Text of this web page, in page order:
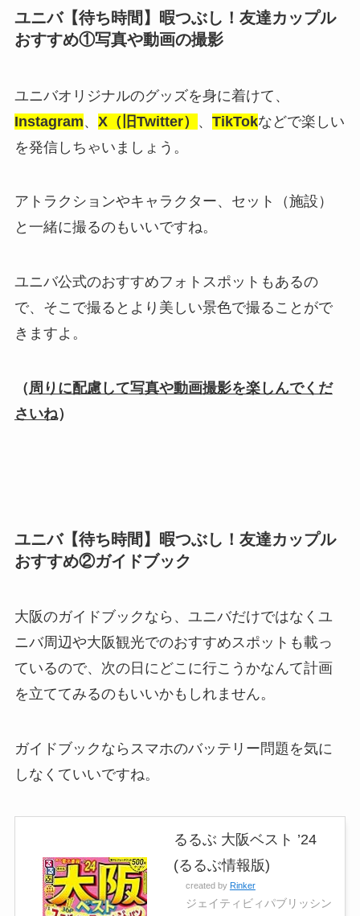
ユニバ【待ち時間】暇つぶし！友達カップル
おすすめ①写真や動画の撮影
ユニバオリジナルのグッズを身に着けて、
Instagram、 X（旧Twitter） 、 TikTokなどで楽しい
を発信しちゃいましょう。
アトラクションやキャラクター、セット（施設）
と一緒に撮るのもいいですね。
ユニバ公式のおすすめフォトスポットもあるの
で、そこで撮るとより美しい景色で撮ることがで
きますよ。
（ 周りに配慮して写真や動画撮影を楽しんでくだ
さいね）
ユニバ【待ち時間】暇つぶし！友達カップル
おすすめ②ガイドブック
大阪のガイドブックなら、ユニバだけではなくユ
ニバ周辺や大阪観光でのおすすめスポットも載っ
ているので、次の日にどこに行こうかなんて計画
を立ててみるのもいいかもしれません。
ガイドブックならスマホのバッテリー問題を気に
しなくていいですね。
るるぶ 大阪ベスト ’24
(るるぶ情報版)
created by Rinker
ジェイティビィパブリッシン